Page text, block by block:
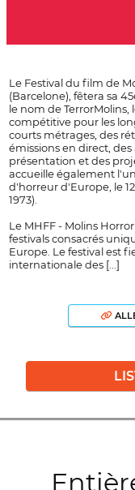
Le Festival du film de
(Barcelone), fêtera sa
le nom de
compétitive pour les
courts métrages, des
émissions en direct,
présentation et des
accueille également
d'horreur d'Europe, le
1973).
Le MHFF - Molins
festivals consacrés
Europe. Le festival est
internationale des [...]